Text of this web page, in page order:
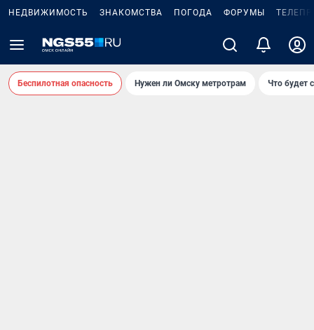
НЕДВИЖИМОСТЬ ЗНАКОМСТВА ПОГОДА ФОРУМЫ
Беспилотная опасность Нужен ли Омску метротрам Что будет